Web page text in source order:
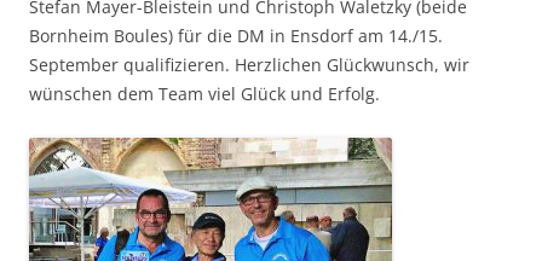
Stefan Mayer-Bleistein und Christoph Waletzky (beide
Bornheim Boules) für die DM in Ensdorf am 14./15.
September qualifizieren. Herzlichen Glückwunsch, wir
wünschen dem Team viel Glück und Erfolg.